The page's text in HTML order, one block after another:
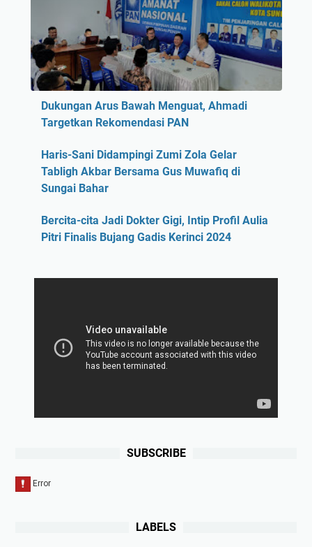
Dukungan Arus Bawah Menguat, Ahmadi
Targetkan Rekomendasi PAN
Haris-Sani Didampingi Zumi Zola Gelar
Tabligh Akbar Bersama Gus Muwafiq di
Sungai Bahar
Bercita-cita Jadi Dokter Gigi, Intip Profil Aulia
Pitri Finalis Bujang Gadis Kerinci 2024
SUBSCRIBE
LABELS